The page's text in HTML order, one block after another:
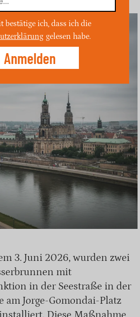
3. Juni 2026, wurden zwei
mit
in der Seestraße in der
am Jorge-Gomondai-Platz
bestätige ich, dass ich die
gelesen habe.